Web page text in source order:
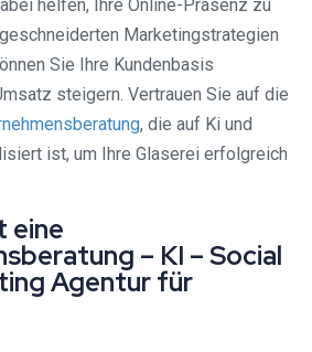
helfen, Ihre Online-Präsenz zu
Marketingstrategien
Sie Ihre Kundenbasis
steigern. Vertrauen Sie auf die
, die auf Ki und
ist, um Ihre Glaserei erfolgreich
eine
– KI – Social
Agentur für